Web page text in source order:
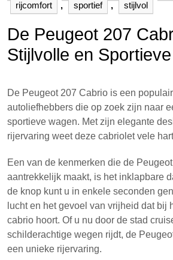
rijcomfort
, sportief , stijlvol
De Peugeot 207
Stijlvolle en
De Peugeot 207 Cabrio is een
autoliefhebbers die op zoek zijn naar
sportieve wagen. Met zijn elegante
rijervaring weet deze cabriolet vele
Een van de kenmerken die de
aantrekkelijk maakt, is het inklapbare
de knop kunt u in enkele seconden
lucht en het gevoel van vrijheid dat bij
cabrio hoort. Of u nu door de stad
schilderachtige wegen rijdt, de
een unieke rijervaring.